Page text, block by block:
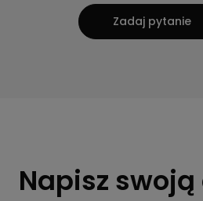
Zadaj pytanie
Napisz